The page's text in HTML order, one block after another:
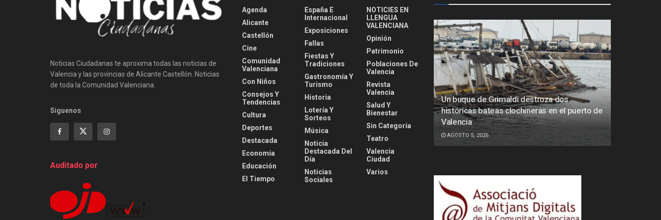
Noticias Ciudadanas te aproxima todas las noticias de
Valencia y las provincias de Alicante Castellón. Noticias
de toda la Comunidad Valenciana.
Siguenos
Auditado por
Agenda
Alicante
Castellón
Cine
Comunidad
Valenciana
Con Niños
Consejos Y
Tendencias
Cultura
Deportes
Destacada
Economía
Educación
El Tiempo
España E
Internacional
Exposiciones
Fallas
Fiestas Y
Tradiciones
Gastronomía Y
Turismo
Historia
Lotería Y
Sorteos
Música
Noticia
Destacada Del
Día
Noticias
Sociales
NOTICIES EN
LLENGUA
VALENCIANA
Opinión
Patrimonio
Poblaciones De
Valencia
Revista
Valencia
Salud Y
Bienestar
Sin Categoría
Teatro
Valencia
Ciudad
Varios
Un buque de Grimaldi destroza dos
históricas bateas clochineras en el puerto de
Valencia
AGOSTO 5, 2026